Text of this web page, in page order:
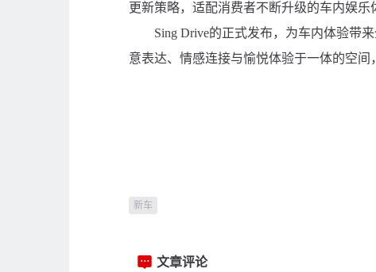
更新策略，适配消费者不断升级的车内娱乐
Sing Drive的正式发布，为车内体验带
意表达、情感连接与愉悦体验于一体的空间
新车
文章评论